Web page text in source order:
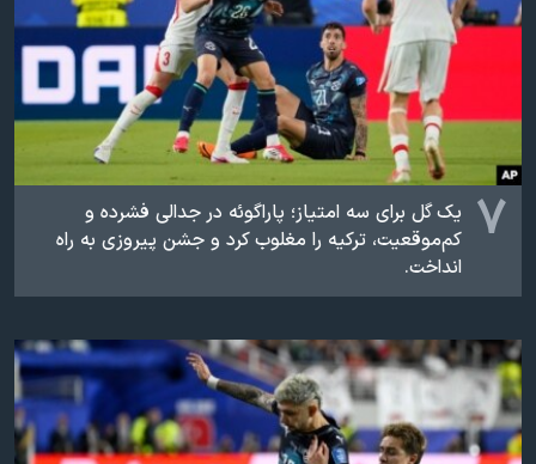
۷ یک گل برای سه امتیاز؛ پاراگوئه در جدالی فشرده و
کم‌موقعیت، ترکیه را مغلوب کرد و جشن پیروزی به راه
انداخت.